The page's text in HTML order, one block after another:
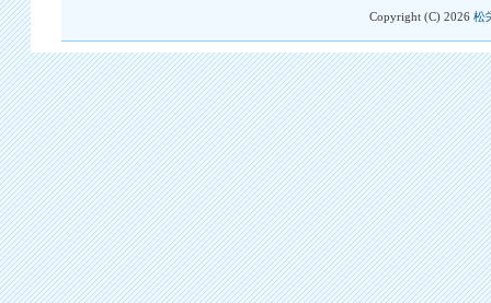
Copyright (C) 2026 松